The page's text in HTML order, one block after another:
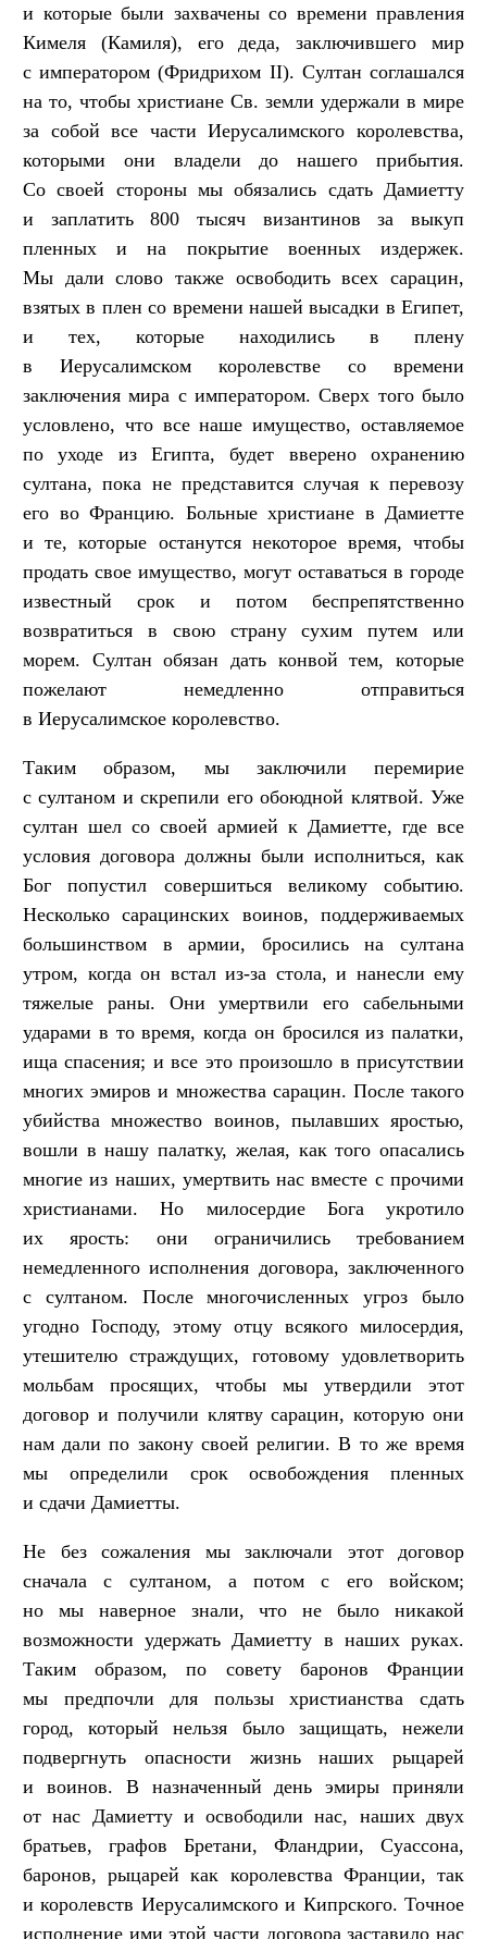
и которые были захвачены со времени правления
Кимеля (Камиля), его деда, заключившего мир
с императором (Фридрихом II). Султан соглашался
на то, чтобы христиане Св. земли удержали в мире
за собой все части Иерусалимского королевства,
которыми они владели до нашего прибытия.
Со своей стороны мы обязались сдать Дамиетту
и заплатить 800 тысяч византинов за выкуп
пленных и на покрытие военных издержек.
Мы дали слово также освободить всех сарацин,
взятых в плен со времени нашей высадки в Египет,
и тех, которые находились в плену
в Иерусалимском королевстве со времени
заключения мира с императором. Сверх того было
условлено, что все наше имущество, оставляемое
по уходе из Египта, будет вверено охранению
султана, пока не представится случая к перевозу
его во Францию. Больные христиане в Дамиетте
и те, которые останутся некоторое время, чтобы
продать свое имущество, могут оставаться в городе
известный срок и потом беспрепятственно
возвратиться в свою страну сухим путем или
морем. Султан обязан дать конвой тем, которые
пожелают немедленно отправиться
в Иерусалимское королевство.
Таким образом, мы заключили перемирие
с султаном и скрепили его обоюдной клятвой. Уже
султан шел со своей армией к Дамиетте, где все
условия договора должны были исполниться, как
Бог попустил совершиться великому событию.
Несколько сарацинских воинов, поддерживаемых
большинством в армии, бросились на султана
утром, когда он встал из-за стола, и нанесли ему
тяжелые раны. Они умертвили его сабельными
ударами в то время, когда он бросился из палатки,
ища спасения; и все это произошло в присутствии
многих эмиров и множества сарацин. После такого
убийства множество воинов, пылавших яростью,
вошли в нашу палатку, желая, как того опасались
многие из наших, умертвить нас вместе с прочими
христианами. Но милосердие Бога укротило
их ярость: они ограничились требованием
немедленного исполнения договора, заключенного
с султаном. После многочисленных угроз было
угодно Господу, этому отцу всякого милосердия,
утешителю страждущих, готовому удовлетворить
мольбам просящих, чтобы мы утвердили этот
договор и получили клятву сарацин, которую они
нам дали по закону своей религии. В то же время
мы определили срок освобождения пленных
и сдачи Дамиетты.
Не без сожаления мы заключали этот договор
сначала с султаном, а потом с его войском;
но мы наверное знали, что не было никакой
возможности удержать Дамиетту в наших руках.
Таким образом, по совету баронов Франции
мы предпочли для пользы христианства сдать
город, который нельзя было защищать, нежели
подвергнуть опасности жизнь наших рыцарей
и воинов. В назначенный день эмиры приняли
от нас Дамиетту и освободили нас, наших двух
братьев, графов Бретани, Фландрии, Суассона,
баронов, рыцарей как королевства Франции, так
и королевств Иерусалимского и Кипрского. Точное
исполнение ими этой части договора заставило нас